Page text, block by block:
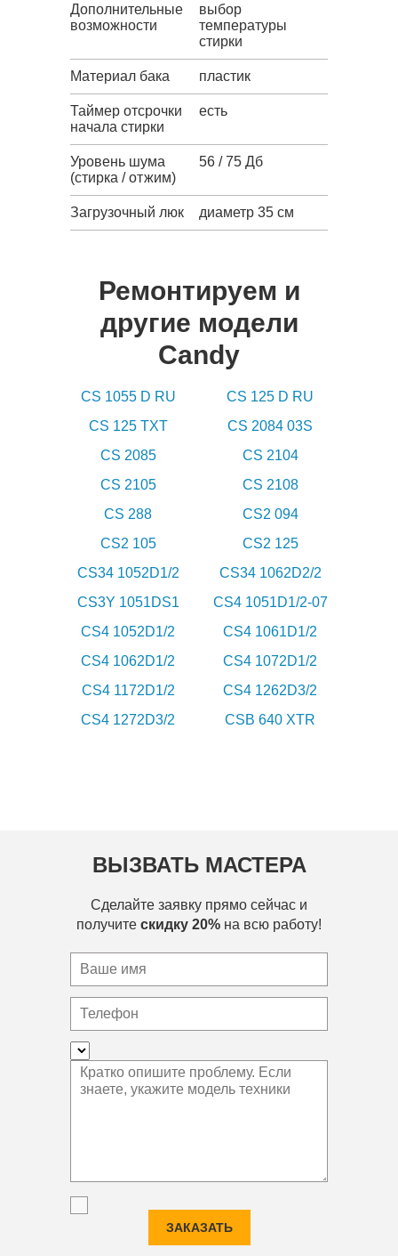
Дополнительные
возможности
выбор
температуры
стирки
Материал бака пластик
Таймер отсрочки
начала стирки
есть
Уровень шума
(стирка / отжим)
56 / 75 Дб
Загрузочный люк диаметр 35 см
Ремонтируем и
другие модели
Candy
CS 1055 D RU
CS 125 D RU
CS 125 TXT
CS 2084 03S
CS 2085
CS 2104
CS 2105
CS 2108
CS 288
CS2 094
CS2 105
CS2 125
CS34 1052D1/2
CS34 1062D2/2
CS3Y 1051DS1
CS4 1051D1/2-07
CS4 1052D1/2
CS4 1061D1/2
CS4 1062D1/2
CS4 1072D1/2
CS4 1172D1/2
CS4 1262D3/2
CS4 1272D3/2
CSB 640 XTR
ВЫЗВАТЬ МАСТЕРА
Сделайте заявку прямо сейчас и
получите скидку 20% на всю работу!
ЗАКАЗАТЬ